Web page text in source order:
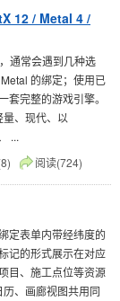
12 / Metal 4 /
通常会遇到几种选
的绑定；使用已
完整的游戏引擎。
、现代、以
...
阅读(724)
定表单内带经纬度的
记的形式展示在对应
目、施工点位等资源
、画廊视图共用同